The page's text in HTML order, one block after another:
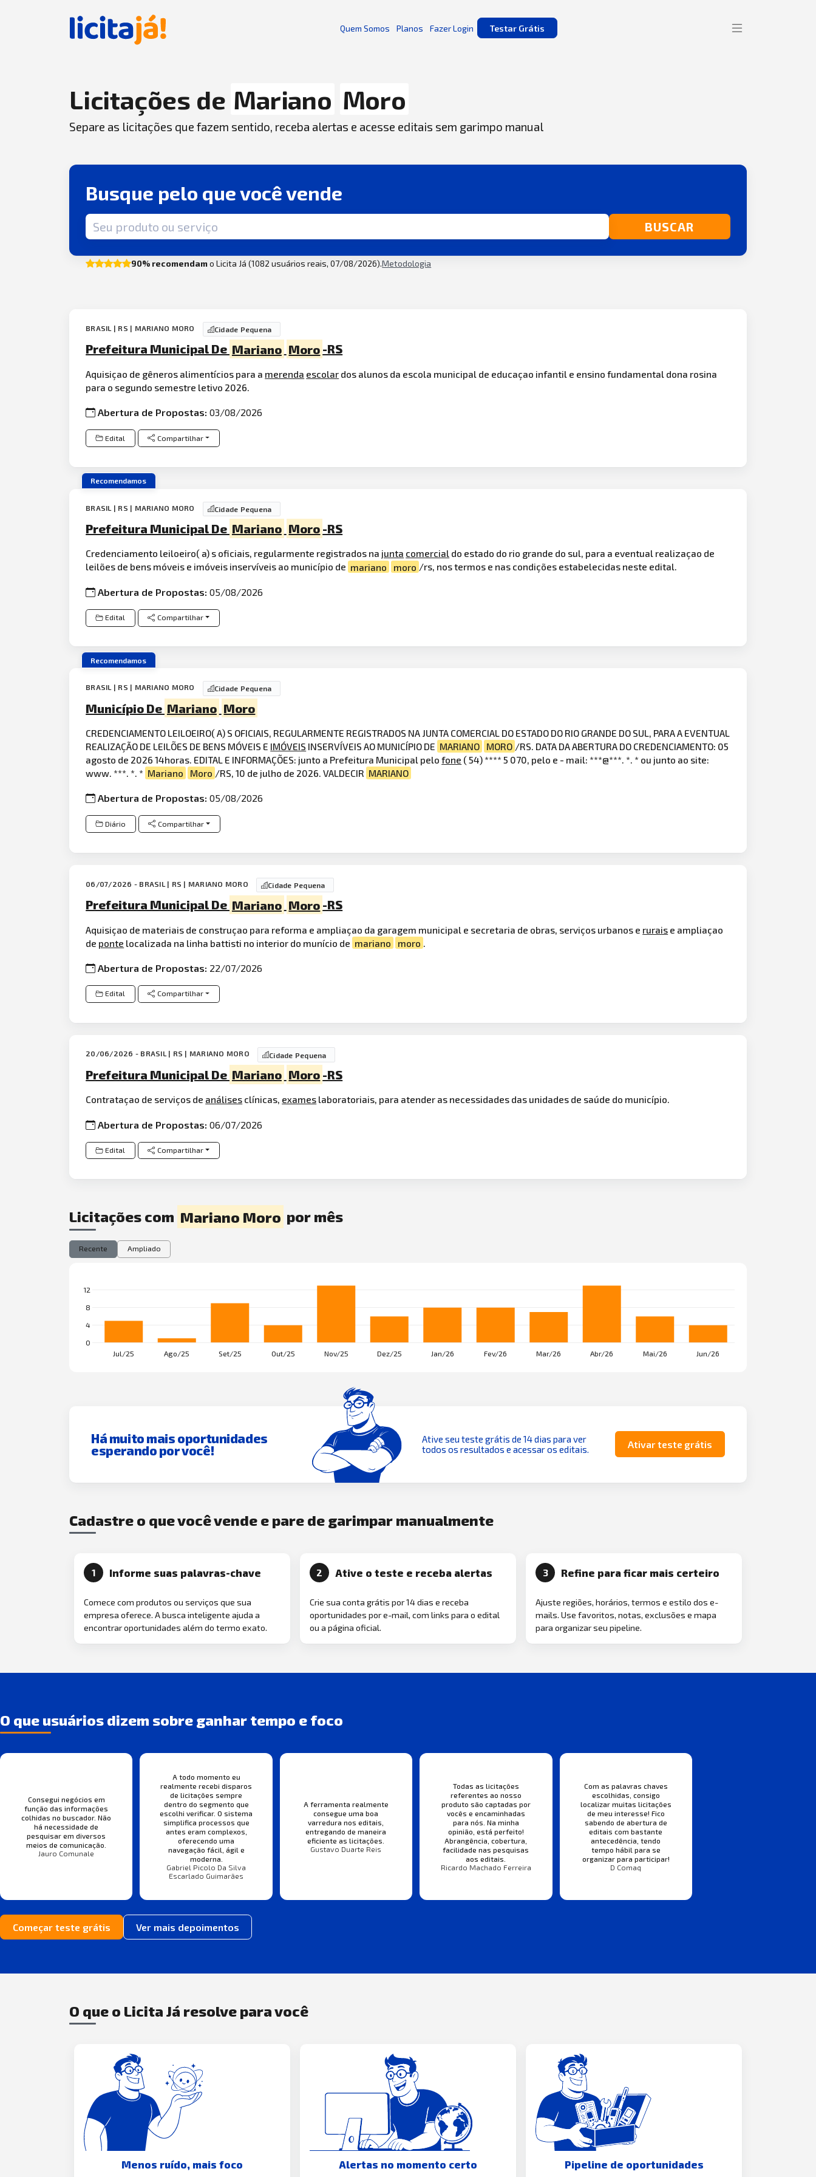
Quem Somos Planos Fazer Login Testar Grátis
Licitações de Mariano Moro
Separe as licitações que fazem sentido, receba alertas e acesse editais sem garimpo manual
Busque pelo que você vende
Termo de busca BUSCAR
90% recomendamo Licita Já (1082 usuários reais, 07/08/2026).Metodologia
BRASIL | RS | MARIANO MORO Cidade Pequena
Prefeitura Municipal De Mariano Moro -RS
Aquisiçao de gêneros alimentícios para a merenda escolar dos alunos da escola municipal de educaçao infantil e ensino fundamental dona rosina
para o segundo semestre letivo 2026.
Abertura de Propostas:03/08/2026
Edital Compartilhar
Recomendamos
BRASIL | RS | MARIANO MORO Cidade Pequena
Prefeitura Municipal De Mariano Moro -RS
Credenciamento leiloeiro( a) s oficiais, regularmente registrados na junta comercial do estado do rio grande do sul, para a eventual realizaçao de
leilões de bens móveis e imóveis inservíveis ao município de mariano moro /rs, nos termos e nas condições estabelecidas neste edital.
Abertura de Propostas:05/08/2026
Edital Compartilhar
Recomendamos
BRASIL | RS | MARIANO MORO Cidade Pequena
Município De Mariano Moro
CREDENCIAMENTO LEILOEIRO( A) S OFICIAIS, REGULARMENTE REGISTRADOS NA JUNTA COMERCIAL DO ESTADO DO RIO GRANDE DO SUL, PARA A EVENTUAL
REALIZAÇÃO DE LEILÕES DE BENS MÓVEIS E IMÓVEIS INSERVÍVEIS AO MUNICÍPIO DE MARIANO MORO /RS. DATA DA ABERTURA DO CREDENCIAMENTO: 05
agosto de 2026 14horas. EDITAL E INFORMAÇÕES: junto a Prefeitura Municipal pelofone ( 54) **** 5 070, pelo e - mail: ***@***. *. * ou junto ao site:
www. ***. *. * Mariano Moro /RS, 10 de julho de 2026. VALDECIR MARIANO
Abertura de Propostas:05/08/2026
Diário Compartilhar
06/07/2026 - BRASIL | RS | MARIANO MORO Cidade Pequena
Prefeitura Municipal De Mariano Moro -RS
Aquisiçao de materiais de construçao para reforma e ampliaçao da garagem municipal e secretaria de obras, serviços urbanos e rurais e ampliaçao
de ponte localizada na linha battisti no interior do munício de mariano moro
Abertura de Propostas: 22/07/2026
Edital Compartilhar
20/06/2026 - BRASIL | RS | MARIANO MORO Cidade Pequena
Prefeitura Municipal De Mariano Moro -RS
Contrataçao de serviços de análises clínicas, exames laboratoriais, para atender as necessidades das unidades de saúde do município.
Abertura de Propostas:06/07/2026
Edital Compartilhar
Licitações com Mariano Moro por mês
Recente Ampliado
Há muito mais oportunidades
esperando por você!
Ative seu teste grátis de 14 dias para ver
todos os resultados e acessar os editais.
Ativar teste grátis
Cadastre o que você vende e pare de garimpar manualmente
1 Informe suas palavras-chave
Comece com produtos ou serviços que sua
empresa oferece. A busca inteligente ajuda a
encontrar oportunidades além do termo exato.
2 Ative o teste e receba alertas
Crie sua conta grátis por 14 dias e receba
oportunidades por e-mail, com links para o edital
ou a página oficial.
3 Refine para ficar mais certeiro
Ajuste regiões, horários, termos e estilo dos e-
mails. Use favoritos, notas, exclusões e mapa
para organizar seu pipeline.
O que usuários dizem sobre ganhar tempo e foco
Consegui negócios em
função das informações
colhidas no buscador. Não
há necessidade de
pesquisar em diversos
meios de comunicação.
Jauro Comunale
A todo momento eu
realmente recebi disparos
de licitações sempre
dentro do segmento que
escolhi verificar. O sistema
simplifica processos que
antes eram complexos,
oferecendo uma
navegação fácil, ágil e
moderna.
Gabriel Picolo Da Silva
Escarlado Guimarães
A ferramenta realmente
consegue uma boa
varredura nos editais,
entregando de maneira
eficiente as licitações.
Gustavo Duarte Reis
Todas as licitações
referentes ao nosso
produto são captadas por
vocês e encaminhadas
para nós. Na minha
opinião, está perfeito!
Abrangência, cobertura,
facilidade nas pesquisas
aos editais.
Ricardo Machado Ferreira
Com as palavras chaves
escolhidas, consigo
localizar muitas licitações
de meu interesse! Fico
sabendo de abertura de
editais com bastante
antecedência, tendo
tempo hábil para se
organizar para participar!
D Comaq
Começar teste grátis Ver mais depoimentos
O que o Licita Já resolve para você
Menos ruído, mais foco Alertas no momento certo Pipeline de oportunidades